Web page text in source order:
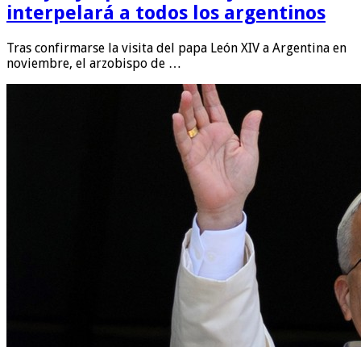
interpelará a todos los argentinos
Tras confirmarse la visita del papa León XIV a Argentina en
noviembre, el arzobispo de …